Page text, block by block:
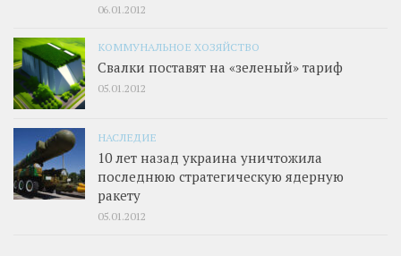
06.01.2012
КОММУНАЛЬНОЕ ХОЗЯЙСТВО
Свалки поставят на «зеленый» тариф
05.01.2012
НАСЛЕДИЕ
10 лет назад украина уничтожила
последнюю стратегическую ядерную
ракету
05.01.2012